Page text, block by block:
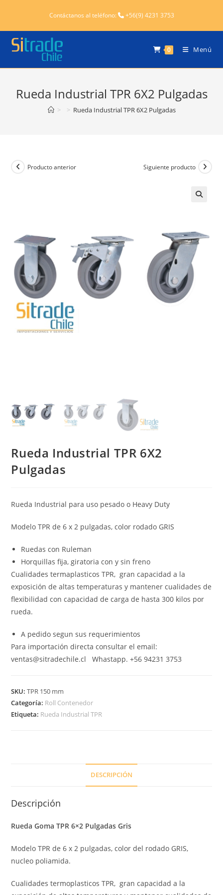
contenido
Contáctanos al teléfono: +56(9) 4231 3753
0 Menú
Rueda Industrial TPR 6X2 Pulgadas
> > Rueda Industrial TPR 6X2 Pulgadas
Producto anterior Siguiente producto
Rueda Industrial TPR 6X2
Pulgadas
Rueda Industrial para uso pesado o Heavy Duty
Modelo TPR de 6 x 2 pulgadas, color rodado GRIS
Ruedas con Ruleman
Horquillas fija, giratoria con y sin freno
Cualidades termaplasticos TPR, gran capacidad a la
exposición de altas temperaturas y mantener cualidades de
flexibilidad con capacidad de carga de hasta 300 kilos por
rueda.
A pedido segun sus requerimientos
Para importación directa consultar el email:
ventas@sitradechile.cl Whastapp. +56 94231 3753
SKU:TPR 150 mm
Categoría: Roll Contenedor
Etiqueta: Rueda Industrial TPR
DESCRIPCIÓN
Descripción
Rueda Goma TPR 6×2 Pulgadas Gris
Modelo TPR de 6 x 2 pulgadas, color del rodado GRIS,
nucleo poliamida.
Cualidades termoplasticos TPR, gran capacidad a la